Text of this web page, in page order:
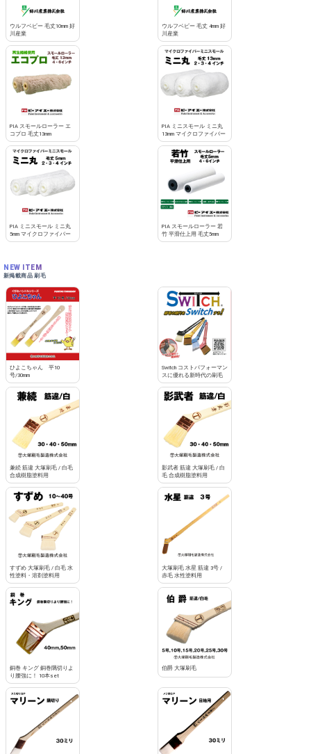
カートへ進む
ウルフベビー 毛丈10mm 好
川産業
ウルフベビー 毛丈 4mm 好
川産業
PIA スモールローラー エ
コプロ 毛丈13mm
PIA ミニスモール ミニ丸
13mm マイクロファイバー
PIA ミニスモール ミニ丸
5mm マイクロファイバー
PIA スモールローラー 若
竹 平滑仕上用 毛丈5mm
NEW ITEM
新掲載商品 刷毛
ひよこちゃん 平10
号/30mm
Switch コストパフォーマン
スに優れる新時代の刷毛
兼続 筋違 大塚刷毛 / 白毛
合成樹脂塗料用
影武者 筋違 大塚刷毛 / 白
毛 合成樹脂塗料用
すずめ 大塚刷毛 / 白毛 水
性塗料・溶剤塗料用
大塚刷毛 水星 筋違 3号 /
赤毛 水性塗料用
銅巻 キング 銅巻隅切りよ
り腰強に！ 10本set
伯爵 大塚刷毛